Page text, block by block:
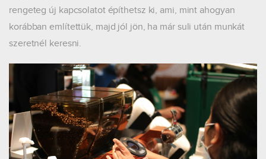
rengeteg új kapcsolatot építhetsz ki, ami, mint ahogyan
korábban említettük, majd jól jön, ha már suli után munkát
szeretnél keresni.